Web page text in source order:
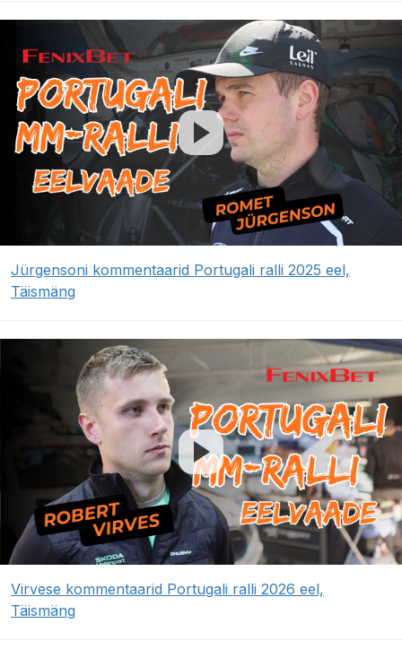
Jürgensoni kommentaarid Portugali ralli 2025 eel,
Täismäng
Virvese kommentaarid Portugali ralli 2026 eel,
Täismäng